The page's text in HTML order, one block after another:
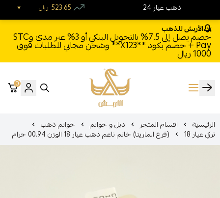
الأربش للذهب
خصم يصل إلى 7.5% بالتحويل البنكي أو 3% عبر مدى وSTC
Pay + خصم بكود **X123** وشحن مجاني للطلبات فوق
1000 ريال
الأربش للذهب
0
الرئيسية اقسام المتجر دبل و خواتم خواتم ذهب
تركي عيار 18 (فرع المارينا) خاتم ناعم ذهب عيار 18 الوزن 00.94 جرام
24 ذهب عيار ريال 523.65